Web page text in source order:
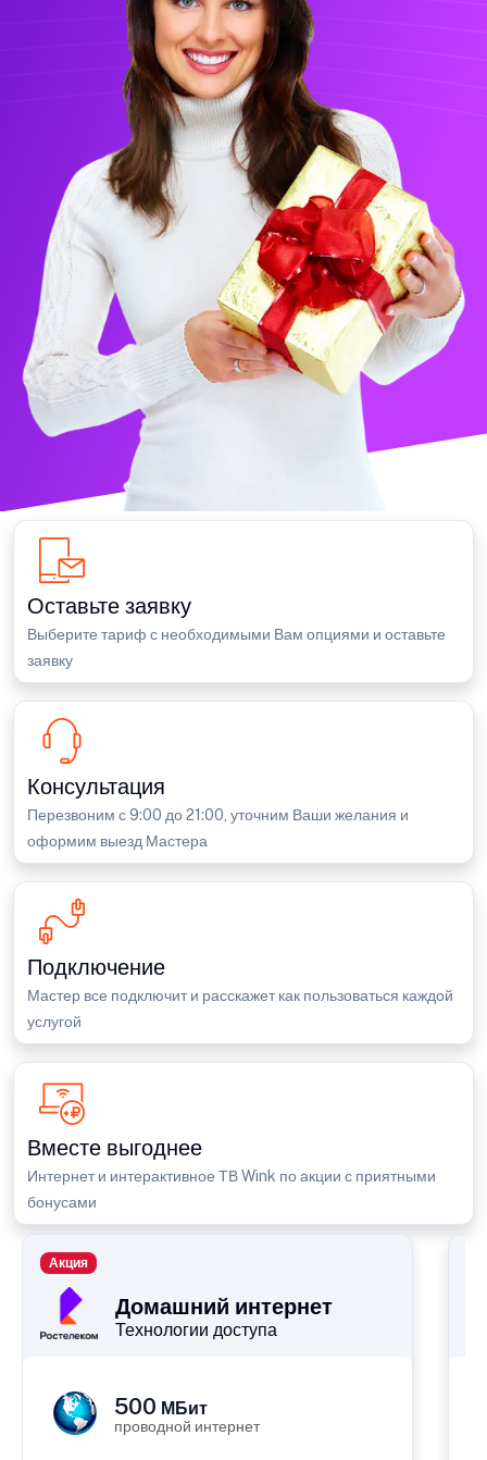
Оставьте заявку
Выберите тариф с необходимыми Вам опциями и оставьте
заявку
Консультация
Перезвоним с 9:00 до 21:00, уточним Ваши желания и
оформим выезд Мастера
Подключение
Мастер все подключит и расскажет как пользоваться каждой
услугой
Вместе выгоднее
Интернет и интерактивное ТВ Wink по акции с приятными
бонусами
Домашний интернет
Технологии доступа
Акция
500 МБит
проводной интернет